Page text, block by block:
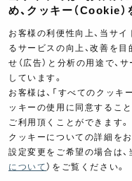
ヨシムラTV
イベント情報
イベントスケジュール
ツーリングブレイクタイム
製品ポスター
め、クッキー（Cookie）
お客様の利便性向上、当サ
るサービスの向上、改善を目
せ（広告）と分析の用途で、
しています。
お客様は、「すべてのクッキ
ッキーの使用に同意するこ
ご利用頂くことができます。
クッキーについての詳細を
設定変更をご希望の場合は、
について ）をご覧ください。